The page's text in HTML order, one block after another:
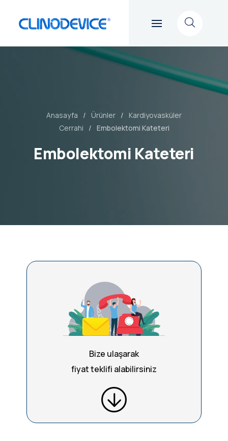
Anasayfa Ürünler
Kardiyovasküler
Cerrahi
Embolektomi Kateteri
Embolektomi Kateteri
Bize ulaşarak
fiyat teklifi alabilirsiniz